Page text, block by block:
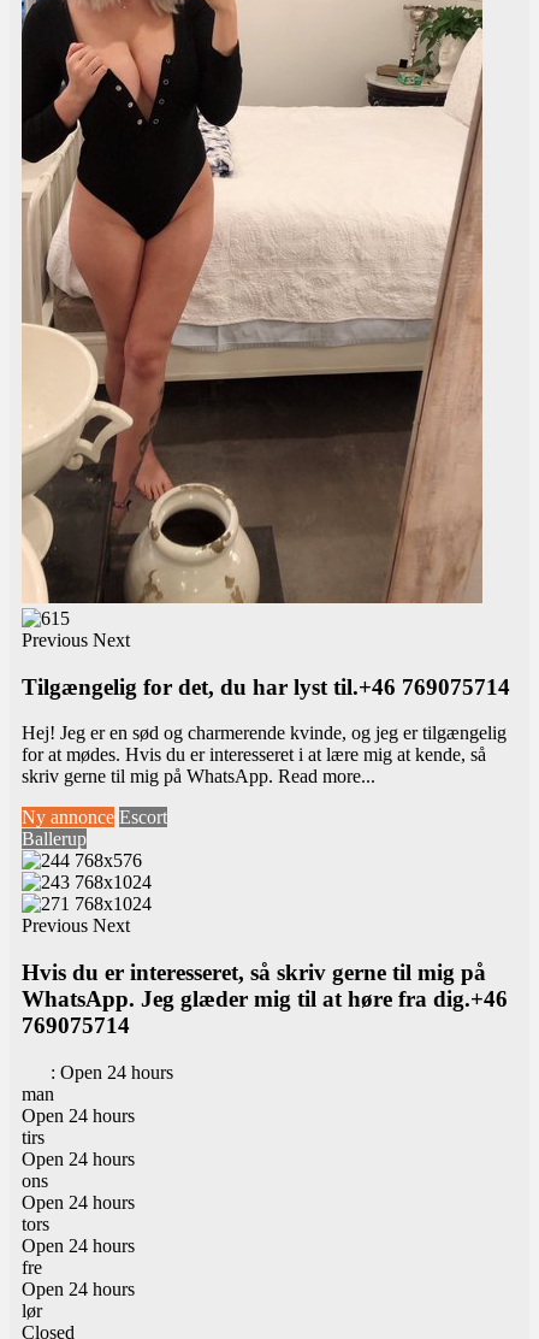
Previous Next
Tilgængelig for det, du har lyst til.+46 769075714
Hej! Jeg er en sød og charmerende kvinde, og jeg er tilgængelig
for at mødes. Hvis du er interesseret i at lære mig at kende, så
skriv gerne til mig på WhatsApp. Read more...
Ny annonce Escort
Ballerup
Previous Next
Hvis du er interesseret, så skriv gerne til mig på
WhatsApp. Jeg glæder mig til at høre fra dig.+46
769075714
: Open 24 hours
man
Open 24 hours
tirs
Open 24 hours
ons
Open 24 hours
tors
Open 24 hours
fre
Open 24 hours
lør
Closed